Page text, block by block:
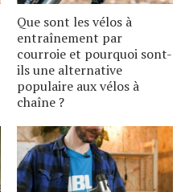
Que sont les vélos à
entraînement par
courroie et pourquoi sont-
ils une alternative
populaire aux vélos à
chaîne ?